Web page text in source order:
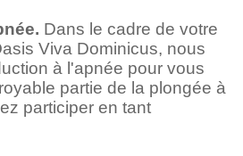
Dans le cadre de votre
Viva Dominicus, nous
à l'apnée pour vous
partie de la plongée à
participer en tant